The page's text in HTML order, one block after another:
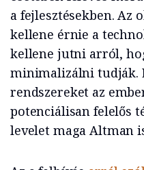
a fejlesztésekben. Az
kellene érnie a
kellene jutni arról,
minimalizálni tudják.
rendszereket az
potenciálisan felelős
levelet maga Altman